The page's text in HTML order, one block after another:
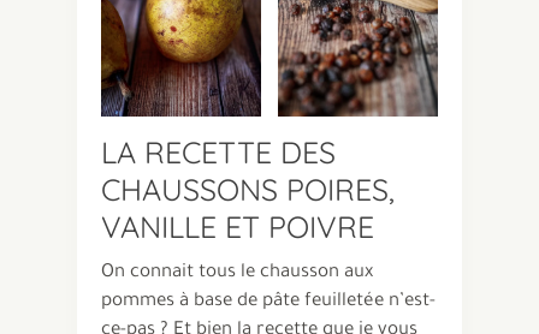
LA RECETTE DES
CHAUSSONS POIRES,
VANILLE ET POIVRE
On connait tous le chausson aux
pommes à base de pâte feuilletée n’est-